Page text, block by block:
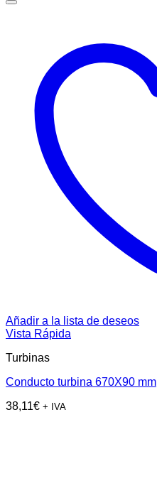
Añadir a la lista de deseos
Vista Rápida
Turbinas
Conducto turbina 670X90 mm
38,11€ + IVA